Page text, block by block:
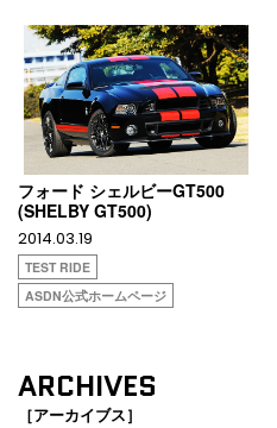
フォード シェルビーGT500
(SHELBY GT500)
2014.03.19
TEST RIDE
ASDN公式ホームページ
ARCHIVES
［アーカイブス］